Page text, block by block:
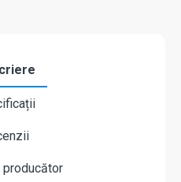
producător